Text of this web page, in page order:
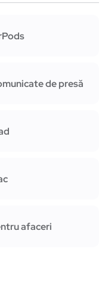
de presă
afaceri